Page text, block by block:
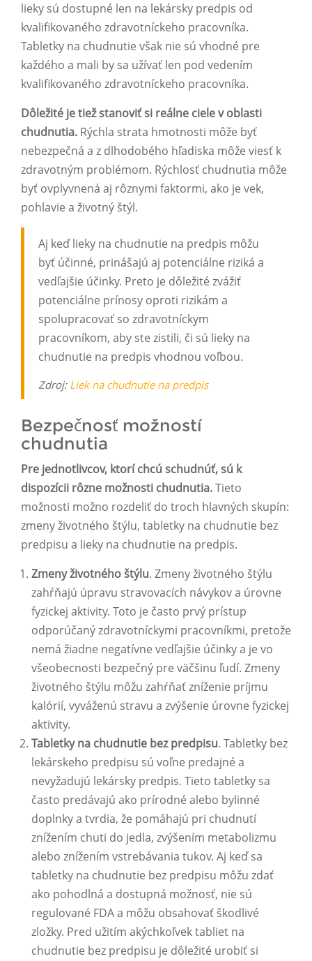
lieky sú dostupné len na lekársky predpis od
kvalifikovaného zdravotníckeho pracovníka.
Tabletky na chudnutie však nie sú vhodné pre
každého a mali by sa užívať len pod vedením
kvalifikovaného zdravotníckeho pracovníka.
Dôležité je tiež stanoviť si reálne ciele v oblasti
chudnutia. Rýchla strata hmotnosti môže byť
nebezpečná a z dlhodobého hľadiska môže viesť k
zdravotným problémom. Rýchlosť chudnutia môže
byť ovplyvnená aj rôznymi faktormi, ako je vek,
pohlavie a životný štýl.
Aj keď lieky na chudnutie na predpis môžu
byť účinné, prinášajú aj potenciálne riziká a
vedľajšie účinky. Preto je dôležité zvážiť
potenciálne prínosy oproti rizikám a
spolupracovať so zdravotníckym
pracovníkom, aby ste zistili, či sú lieky na
chudnutie na predpis vhodnou voľbou.
Zdroj: Liek na chudnutie na predpis
Bezpečnosť možností
chudnutia
Pre jednotlivcov, ktorí chcú schudnúť, sú k
dispozícii rôzne možnosti chudnutia.Tieto
možnosti možno rozdeliť do troch hlavných skupín:
zmeny životného štýlu, tabletky na chudnutie bez
predpisu a lieky na chudnutie na predpis.
Zmeny životného štýlu. Zmeny životného štýlu
zahŕňajú úpravu stravovacích návykov a úrovne
fyzickej aktivity. Toto je často prvý prístup
odporúčaný zdravotníckymi pracovníkmi, pretože
nemá žiadne negatívne vedľajšie účinky a je vo
všeobecnosti bezpečný pre väčšinu ľudí. Zmeny
životného štýlu môžu zahŕňať zníženie príjmu
kalórií, vyváženú stravu a zvýšenie úrovne fyzickej
aktivity.
Tabletky na chudnutie bez predpisu. Tabletky bez
lekárskeho predpisu sú voľne predajné a
nevyžadujú lekársky predpis. Tieto tabletky sa
často predávajú ako prírodné alebo bylinné
doplnky a tvrdia, že pomáhajú pri chudnutí
znížením chuti do jedla, zvýšením metabolizmu
alebo znížením vstrebávania tukov. Aj keď sa
tabletky na chudnutie bez predpisu môžu zdať
ako pohodlná a dostupná možnosť, nie sú
regulované FDA a môžu obsahovať škodlivé
zložky. Pred užitím akýchkoľvek tabliet na
chudnutie bez predpisu je dôležité urobiť si